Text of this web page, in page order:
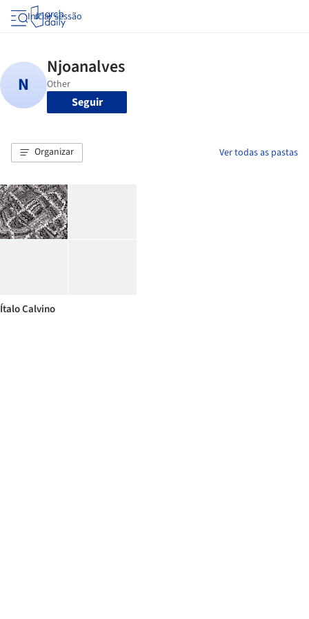
Iniciar sessão
Seguir
Organizar Ver todas as pastas
Ítalo Calvino